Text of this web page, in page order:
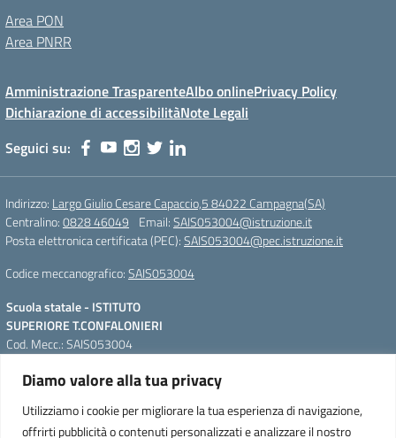
Diamo valore alla tua privacy
Utilizziamo i cookie per migliorare la tua esperienza di navigazione,
offrirti pubblicità o contenuti personalizzati e analizzare il nostro
Area PON
Area PNRR
Amministrazione TrasparenteAlbo onlinePrivacy Policy
Dichiarazione di accessibilitàNote Legali
Seguici su:
Indirizzo: Largo Giulio Cesare Capaccio,5 84022 Campagna(SA)
Centralino:0828 46049 Email:SAIS053004@istruzione.it
Posta elettronica certificata (PEC):SAIS053004@pec.istruzione.it
Codice meccanografico:SAIS053004
Scuola statale - ISTITUTO
SUPERIORE T.CONFALONIERI
Cod. Mecc.: SAIS053004
84022 Campagna(SA)
IPSIAM: +39 0828 46664 Fax. +39
WebApp